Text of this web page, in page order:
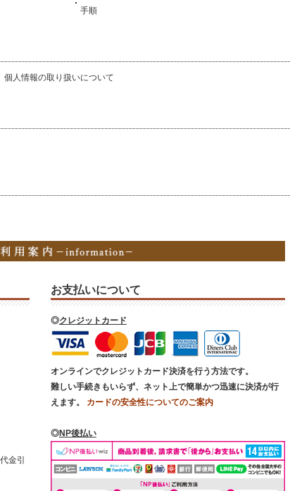
手順
個人情報の取り扱いについて
金引
お支払いについて
◎クレジットカード
オンラインでクレジットカード決済を行う方法です。
難しい手続きもいらず、ネット上で簡単かつ迅速に決済が行
えます。 カードの安全性についてのご案内
◎NP後払い